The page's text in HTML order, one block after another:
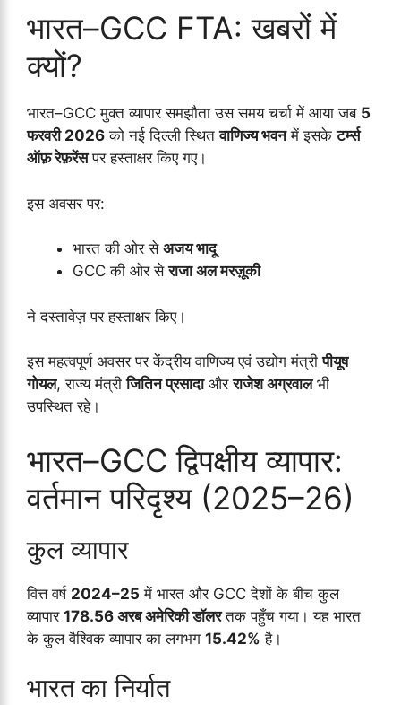
भारत–GCC FTA: खबरों में
क्यों?
भारत–GCC मुक्त व्यापार समझौता उस समय चर्चा में आया जब 5
फरवरी 2026 को नई दिल्ली स्थितवाणिज्य भवनमें इसकेटर्म्स
ऑफ़ रेफ़रेंसपर हस्ताक्षर किए गए।
इस अवसर पर:
भारत की ओर से अजय भादू
GCC की ओर सेराजा अल मरज़ूकी
ने दस्तावेज़ पर हस्ताक्षर किए।
इस महत्वपूर्ण अवसर पर केंद्रीय वाणिज्य एवं उद्योग मंत्रीपीयूष
गोयल, राज्य मंत्रीजितिन प्रसादाऔरराजेश अग्रवालभी
उपस्थित रहे।
भारत–GCC द्विपक्षीय व्यापार:
वर्तमान परिदृश्य (2025–26)
कुल व्यापार
वित्त वर्ष 2024–25 में भारत और GCC देशों के बीच कुल
व्यापार 178.56 अरब अमेरिकी डॉलरतक पहुँच गया। यह भारत
के कुल वैश्विक व्यापार का लगभग 15.42% है।
भारत का निर्यात